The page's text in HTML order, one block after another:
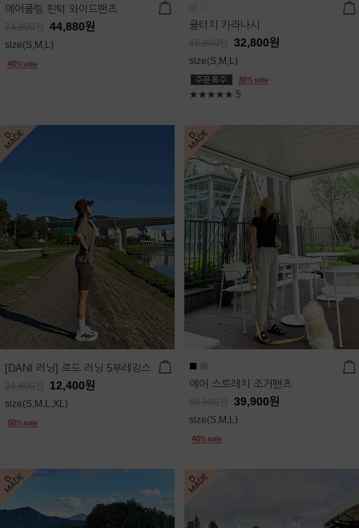
에어쿨링 핀턱 와이드팬츠
74,800 44,880원
size(S,M,L)
쿨터치 카라나시
46,800 32,800원
size(S,M,L)
★★★★★ 5
[DANI 러닝] 로드 러닝 5부레깅스
24,800 12,400원
size(S,M,L,XL)
에어 스트레치 조거팬츠
66,500 39,900원
size(S,M,L)